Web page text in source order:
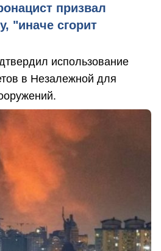
призвал
"иначе сгорит
использование
в Незалежной для